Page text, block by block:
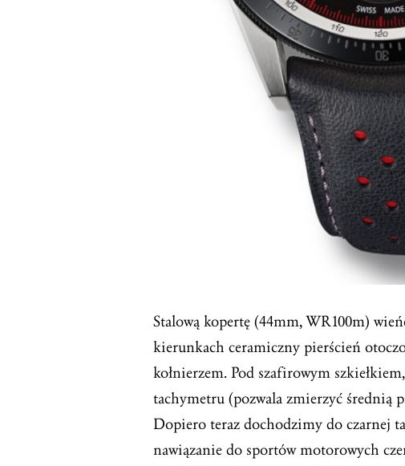
Stalową kopertę (44mm, WR100m)
kierunkach ceramiczny pierścień
kołnierzem. Pod szafirowym
tachymetru (pozwala zmierzyć średnią
Dopiero teraz dochodzimy do czarnej
nawiązanie do sportów motorowych